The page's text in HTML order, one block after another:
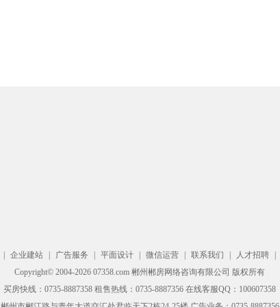
企业建站 广告服务 平面设计 微信运营 联系我们 人才招聘
Copyright© 2004-2026 07358.com 郴州郴房网络咨询有限公司 版权所有
买房快线：0735-8887358 租售热线：0735-8887356 在线客服QQ：100607358